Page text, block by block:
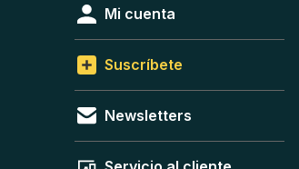
Mi cuenta
Suscríbete
Newsletters